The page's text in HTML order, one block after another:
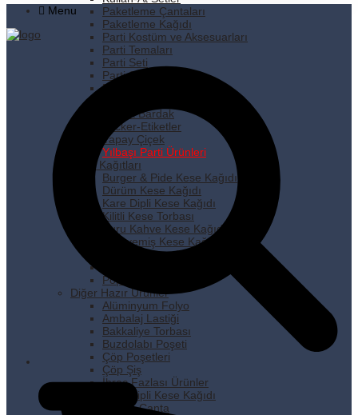
Paketleme Çantaları
Paketleme Kağıdı
Parti Kostüm ve Aksesuarları
Parti Temaları
Parti Seti
Parti Süsleri
Pipet
Plastik Bardak
Sticker-Etiketler
Yapay Çiçek
Yılbaşı Parti Ürünleri
Kese Kağıtları
Burger & Pide Kese Kağıdı
Dürüm Kese Kağıdı
Kare Dipli Kese Kağıdı
Kilitli Kese Torbası
Kuru Kahve Kese Kağıdı
Kuruyemiş Kese Kağıdı
Pastane Kese Kağıdı
Popcorn Kese Kağıdı
Diğer Hazır Ürünler
Alüminyum Folyo
Ambalaj Lastiği
Bakkaliye Torbası
Buzdolabı Poşeti
Çöp Poşetleri
Çöp Şiş
İhraç Fazlası Ürünler
Kare Dipli Kese Kağıdı
Karton Çanta
Menu